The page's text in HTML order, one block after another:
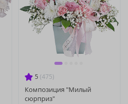
5 (475)
Композиция "Милый
сюрприз"